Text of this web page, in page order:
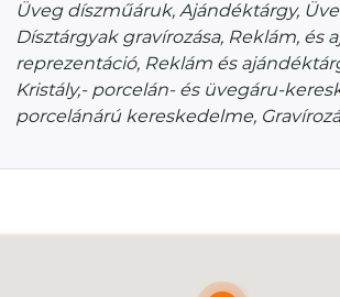
Üveg díszműáruk, Ajándéktárgy,
Dísztárgyak gravírozása, Reklám, és
reprezentáció, Reklám és
Kristály,- porcelán- és üvegáru-
porcelánárú kereskedelme,